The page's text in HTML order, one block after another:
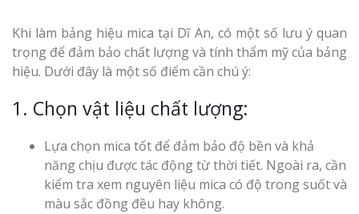
Khi làm bảng hiệu mica tại Dĩ An, có một số lưu ý quan
trọng để đảm bảo chất lượng và tính thẩm mỹ của bảng
hiệu. Dưới đây là một số điểm cần chú ý:
1. Chọn vật liệu chất lượng:
Lựa chọn mica tốt để đảm bảo độ bền và khả
năng chịu được tác động từ thời tiết. Ngoài ra, cần
kiểm tra xem nguyên liệu mica có độ trong suốt và
màu sắc đồng đều hay không.